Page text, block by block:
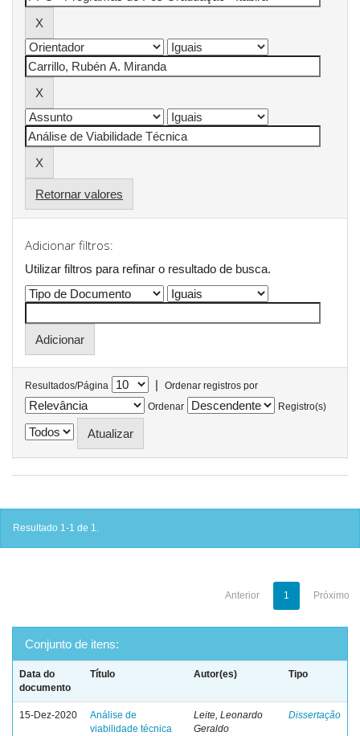
Retornar valores
Adicionar filtros:
Utilizar filtros para refinar o resultado de busca.
Resultados/Página |
Ordenar registros por
Ordenar
Registro(s)
Resultado 1-1 de 1.
Anterior 1 Próximo
Conjunto de itens:
Data do
documento
Título Autor(es) Tipo
15-Dez-2020
Análise de
viabilidade técnica
Leite, Leonardo
Geraldo
Dissertação